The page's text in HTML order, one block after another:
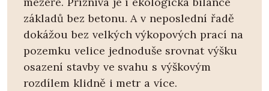
základů bez betonu. A v neposlední řadě
dokážou bez velkých výkopových prací na
pozemku velice jednoduše srovnat výšku
osazení stavby ve svahu s výškovým
rozdílem klidně i metr a více.